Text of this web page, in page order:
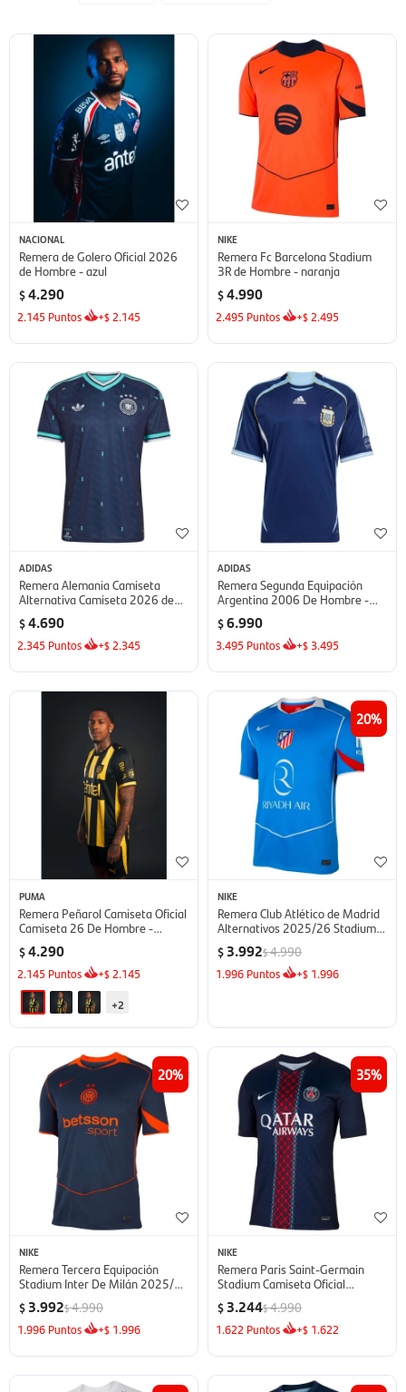
NACIONAL
Remera de Golero Oficial 2026
de Hombre - azul
$4.290
2.145 Puntos +$ 2.145
NIKE
Remera Fc Barcelona Stadium
3R de Hombre - naranja
$4.990
2.495 Puntos +$ 2.495
ADIDAS
Remera Alemania Camiseta
Alternativa Camiseta 2026 de
$4.690
2.345 Puntos +$ 2.345
ADIDAS
Remera Segunda Equipación
Argentina 2006 De Hombre -
Azul
$6.990
3.495 Puntos +$ 3.495
PUMA
Remera Peñarol Camiseta Oficial
Camiseta 26 De Hombre -
$4.290
2.145 Puntos +$ 2.145
+2
20
NIKE
Remera Club Atlético de Madrid
Alternativos 2025/26 Stadium
$ 3.992$4.990
1.996 Puntos +$ 1.996
20
NIKE
Remera Tercera Equipación
Stadium Inter De Milán 2025/26
$ 3.992$4.990
1.996 Puntos +$ 1.996
35
NIKE
Remera Paris Saint-Germain
Stadium Camiseta Oficial
azul
$ 3.244$4.990
1.622 Puntos +$ 1.622